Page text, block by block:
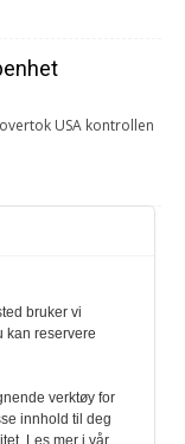
USA kontrollen
fra forrige
For å lese
Velg
bruker vi
kan reservere
verktøy for
innhold til deg
Les mer i vår